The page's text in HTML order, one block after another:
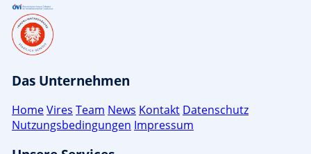
Das Unternehmen
HomeVires Team News Kontakt Datenschutz
Nutzungsbedingungen Impressum